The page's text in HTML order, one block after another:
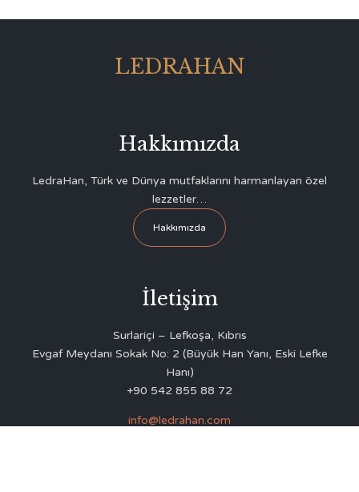
LEDRAHAN
Hakkımızda
LedraHan, Türk ve Dünya mutfaklarını harmanlayan özel
lezzetler…
Hakkımızda
İletişim
Surlariçi – Lefkoşa, Kıbrıs
Evgaf Meydanı Sokak No: 2 (Büyük Han Yanı, Eski Lefke
Hanı)
+90 542 855 88 72
info@ledrahan.com